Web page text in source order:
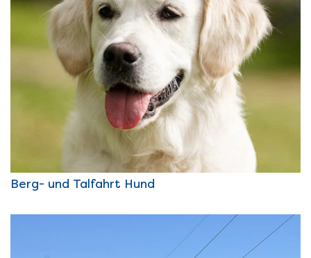
Berg- und Talfahrt Hund